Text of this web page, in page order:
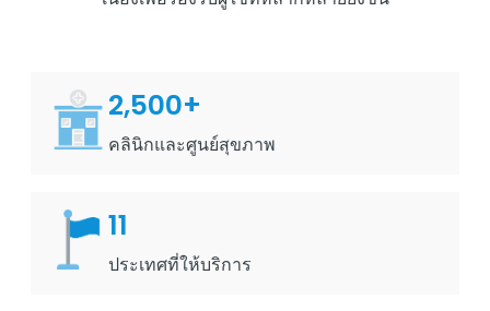
2,500+
คลินิกและศูนย์สุขภาพ
11
ประเทศที่ให้บริการ